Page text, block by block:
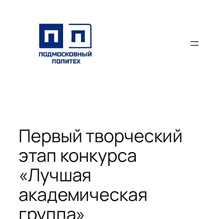
содержимому
Первый творческий
этап конкурса
«Лучшая
академическая
группа».